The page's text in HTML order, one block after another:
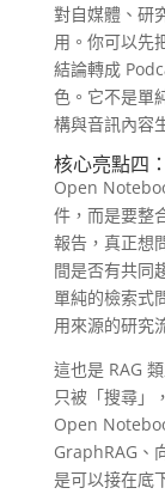
對自媒體、研
用。你可以先
結論轉成
色。它不是單
構與音訊內容
核心亮點四
Open
件，而是要整
報告，真正想
間是否有共同
單純的檢索式
用來源的研究
這也是 RAG
只被「搜尋」
Open
GraphRAG、
是可以接在底